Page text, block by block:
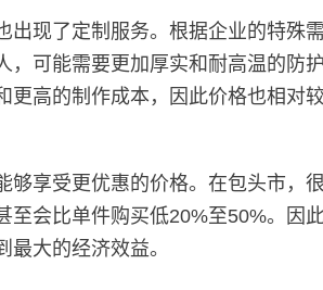
出现了定制服务。根据企业的特殊
，可能需要更加厚实和耐高温的防
高的制作成本，因此价格也相对
够享受更优惠的价格。在包头市，
会比单件购买低20%至50%。因
大的经济效益。